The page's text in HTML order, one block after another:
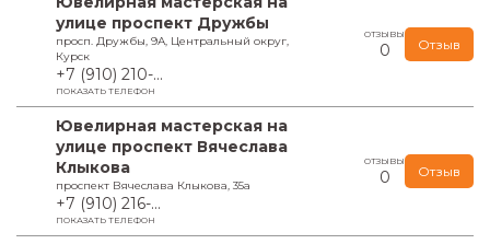
улице проспект Дружбы
просп. Дружбы, 9А, Центральный округ,
Курск
+7 (910) 210-...
ПОКАЗАТЬ ТЕЛЕФОН
ОТЗЫВЫ
0 Отзыв
Ювелирная мастерская на
улице проспект Вячеслава
Клыкова
проспект Вячеслава Клыкова, 35а
+7 (910) 216-...
ПОКАЗАТЬ ТЕЛЕФОН
ОТЗЫВЫ
0 Отзыв